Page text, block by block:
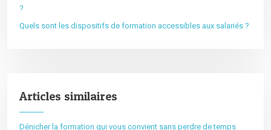
?
Quels sont les dispositifs de formation accessibles aux salariés ?
Articles similaires
Dénicher la formation qui vous convient sans perdre de temps